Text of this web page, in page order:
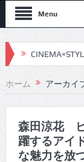
Menu
ホーム アーカイ
森田涼花
躍するアイ
な魅力を放